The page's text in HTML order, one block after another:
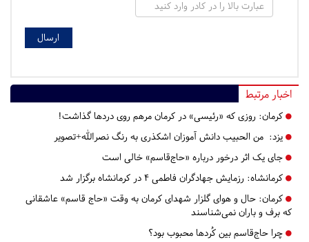
اخبار مرتبط
کرمان: روزی که «رئیسی» در کرمان مرهم روی دردها گذاشت!
یزد: من الحبیب دانش آموزان اشکذری به رنگ نصرالله+تصویر
جای یک اثر درخور درباره «حاج‌قاسم» خالی است
کرمانشاه: رزمایش جهادگران فاطمی ۴ در کرمانشاه برگزار شد
کرمان: حال و هوای گلزار شهدای کرمان به وقت «حاج قاسم» عاشقانی
که برف و باران نمی‌شناسند
چرا حاج‌قاسم بین کُردها محبوب بود؟